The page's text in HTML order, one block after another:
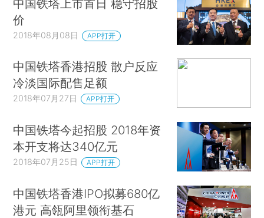
中国铁塔上市首日 稳守招股
价
2018年08月08日 APP打开
中国铁塔香港招股 散户反应
冷淡国际配售足额
2018年07月27日 APP打开
中国铁塔今起招股 2018年资
本开支将达340亿元
2018年07月25日 APP打开
中国铁塔香港IPO拟募680亿
港元 高瓴阿里领衔基石